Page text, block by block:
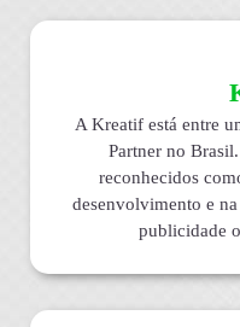
A Kreatif está entre
Partner no
reconhecidos
desenvolvimento e
publicidade